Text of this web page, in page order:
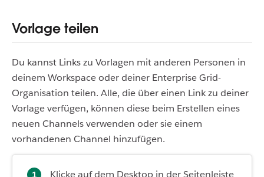
Vorlage teilen
Du kannst Links zu Vorlagen mit anderen Personen in
deinem Workspace oder deiner Enterprise Grid-
Organisation teilen. Alle, die über einen Link zu deiner
Vorlage verfügen, können diese beim Erstellen eines
neuen Channels verwenden oder sie einem
vorhandenen Channel hinzufügen.
Klicke auf dem Desktop in der Seitenleiste